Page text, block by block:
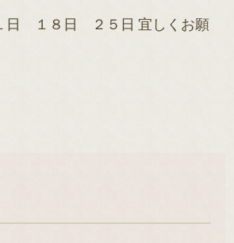
日 １８日 ２５日 宜しくお願